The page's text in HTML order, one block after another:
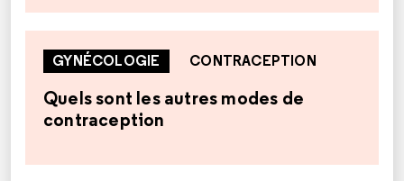
GYNÉCOLOGIE CONTRACEPTION
Quels sont les autres modes de
contraception